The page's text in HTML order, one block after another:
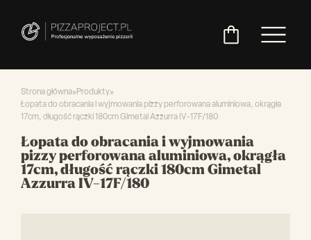
piece
do
pizzy
do
ciasta
do
ciasta
do
pizzy
asortyment
Strona główna»Produkty»
Łopata do obracania i wyjmowania pizzy perforowana aluminiowa, okrągła
17cm, długość rączki 180cm Gimetal Azzurra IV-17F/180
Łopata do obracania i wyjmowania
pizzy perforowana aluminiowa, okrągła
17cm, długość rączki 180cm Gimetal
Azzurra IV-17F/180